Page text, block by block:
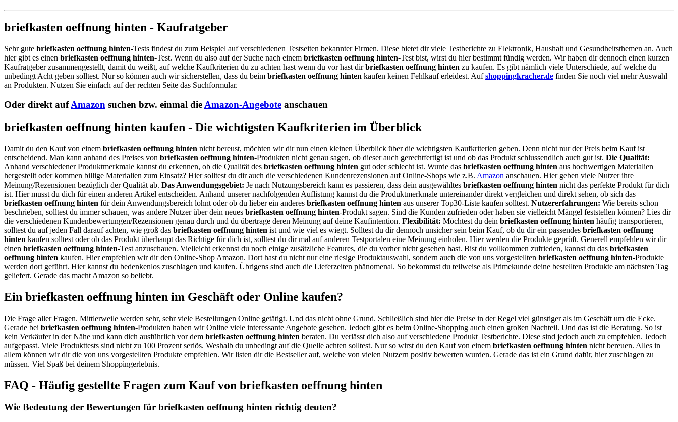
briefkasten oeffnung hinten - Kaufratgeber
Sehr gute briefkasten oeffnung hinten-Tests findest du zum Beispiel auf verschiedenen Testseiten bekannter Firmen. Diese bietet dir viele Testberichte zu Elektronik, Haushalt und Gesundheitsthemen an. Auch
hier gibt es einen briefkasten oeffnung hinten-Test. Wenn du also auf der Suche nach einem briefkasten oeffnung hinten-Test bist, wirst du hier bestimmt fündig werden. Wir haben dir dennoch einen kurzen
Kaufratgeber zusammengestellt, damit du weißt, auf welche Kaufkriterien du zu achten hast wenn du vor hast dirbriefkasten oeffnung hinten zu kaufen. Es gibt nämlich viele Unterschiede, auf welche du
unbedingt Acht geben solltest. Nur so können auch wir sicherstellen, dass du beim briefkasten oeffnung hinten kaufen keinen Fehlkauf erleidest. Aufshoppingkracher.de finden Sie noch viel mehr Auswahl
an Produkten. Nutzen Sie einfach auf der rechten Seite das Suchformular.
Oder direkt aufAmazon suchen bzw. einmal die Amazon-Angebote anschauen
briefkasten oeffnung hinten kaufen - Die wichtigsten Kaufkriterien im Überblick
Damit du den Kauf von einem briefkasten oeffnung hinten nicht bereust, möchten wir dir nun einen kleinen Überblick über die wichtigsten Kaufkriterien geben. Denn nicht nur der Preis beim Kauf ist
entscheidend. Man kann anhand des Preises von briefkasten oeffnung hinten-Produkten nicht genau sagen, ob dieser auch gerechtfertigt ist und ob das Produkt schlussendlich auch gut ist. Die Qualität:
Anhand verschiedener Produktmerkmale kannst du erkennen, ob die Qualität des briefkasten oeffnung hinten gut oder schlecht ist. Wurde das briefkasten oeffnung hinten aus hochwertigen Materialien
hergestellt oder kommen billige Materialien zum Einsatz? Hier solltest du dir auch die verschiedenen Kundenrezensionen auf Online-Shops wie z.B. Amazon anschauen. Hier geben viele Nutzer ihre
Meinung/Rezensionen bezüglich der Qualität ab. Das Anwendungsgebiet: Je nach Nutzungsbereich kann es passieren, dass dein ausgewähltes briefkasten oeffnung hinten nicht das perfekte Produkt für dich
ist. Hier musst du dich für einen anderen Artikel entscheiden. Anhand unserer nachfolgenden Auflistung kannst du die Produktmerkmale untereinander direkt vergleichen und direkt sehen, ob sich das
briefkasten oeffnung hinten für dein Anwendungsbereich lohnt oder ob du lieber ein anderes briefkasten oeffnung hinten aus unserer Top30-Liste kaufen solltest. Nutzererfahrungen: Wie bereits schon
beschrieben, solltest du immer schauen, was andere Nutzer über dein neues briefkasten oeffnung hinten-Produkt sagen. Sind die Kunden zufrieden oder haben sie vielleicht Mängel feststellen können? Lies dir
die verschiedenen Kundenbewertungen/Rezensionen genau durch und du übertrage deren Meinung auf deine Kaufintention. Flexibilität: Möchtest du dein briefkasten oeffnung hinten häufig transportieren,
solltest du auf jeden Fall darauf achten, wie groß das briefkasten oeffnung hinten ist und wie viel es wiegt. Solltest du dir dennoch unsicher sein beim Kauf, ob du dir ein passendes briefkasten oeffnung
hinten kaufen solltest oder ob das Produkt überhaupt das Richtige für dich ist, solltest du dir mal auf anderen Testportalen eine Meinung einholen. Hier werden die Produkte geprüft. Generell empfehlen wir dir
einen briefkasten oeffnung hinten-Test anzuschauen. Vielleicht erkennst du noch einige zusätzliche Features, die du vorher nicht gesehen hast. Bist du vollkommen zufrieden, kannst du das briefkasten
oeffnung hinten kaufen. Hier empfehlen wir dir den Online-Shop Amazon. Dort hast du nicht nur eine riesige Produktauswahl, sondern auch die von uns vorgestellten briefkasten oeffnung hinten-Produkte
werden dort geführt. Hier kannst du bedenkenlos zuschlagen und kaufen. Übrigens sind auch die Lieferzeiten phänomenal. So bekommst du teilweise als Primekunde deine bestellten Produkte am nächsten Tag
geliefert. Gerade das macht Amazon so beliebt.
Ein briefkasten oeffnung hinten im Geschäft oder Online kaufen?
Die Frage aller Fragen. Mittlerweile werden sehr, sehr viele Bestellungen Online getätigt. Und das nicht ohne Grund. Schließlich sind hier die Preise in der Regel viel günstiger als im Geschäft um die Ecke.
Gerade bei briefkasten oeffnung hinten-Produkten haben wir Online viele interessante Angebote gesehen. Jedoch gibt es beim Online-Shopping auch einen großen Nachteil. Und das ist die Beratung. So ist
kein Verkäufer in der Nähe und kann dich ausführlich vor dem briefkasten oeffnung hinten beraten. Du verlässt dich also auf verschiedene Produkt Testberichte. Diese sind jedoch auch zu empfehlen. Jedoch
aufgepasst. Viele Produkttests sind nicht zu 100 Prozent seriös. Weshalb du unbedingt auf die Quelle achten solltest. Nur so wirst du den Kauf von einem briefkasten oeffnung hinten nicht bereuen. Alles in
allem können wir dir die von uns vorgestellten Produkte empfehlen. Wir listen dir die Bestseller auf, welche von vielen Nutzern positiv bewerten wurden. Gerade das ist ein Grund dafür, hier zuschlagen zu
müssen. Viel Spaß bei deinem Shoppingerlebnis.
FAQ - Häufig gestellte Fragen zum Kauf von briefkasten oeffnung hinten
Wie Bedeutung der Bewertungen für briefkasten oeffnung hinten richtig deuten?